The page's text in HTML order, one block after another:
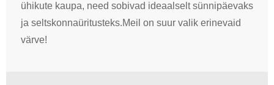
ühikute kaupa, need sobivad ideaalselt sünnipäevaks
ja seltskonnaüritusteks.Meil on suur valik erinevaid
värve!